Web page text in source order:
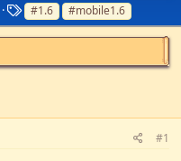
T
a
g
#1.6 #mobile1.6
#1